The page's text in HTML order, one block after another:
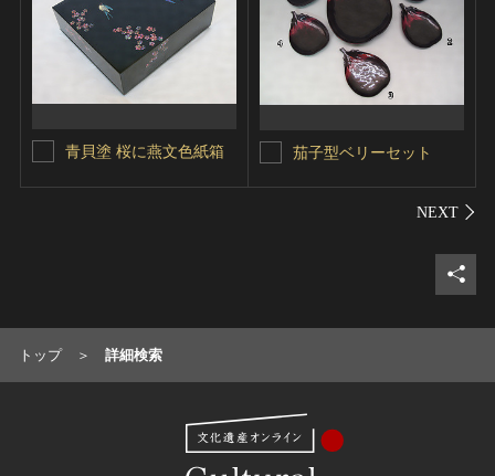
青貝塗 桜に燕文色紙箱 茄子型ベリーセット
シェ
トップ 詳細検索